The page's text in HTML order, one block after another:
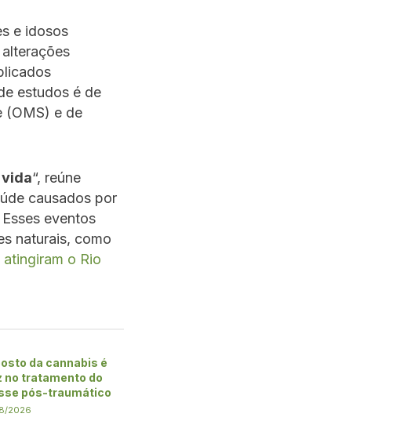
e idosos
estudos é de
(OMS) e de
“, reúne
causados por
eventos
naturais, como
atingiram o Rio
da cannabis é
no tratamento do
pós-traumático
2026